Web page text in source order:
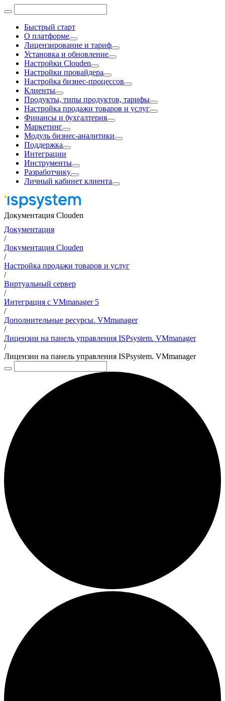
Быстрый старт
О платформе
Лицензирование и тариф
Установка и обновление
Настройки Clouden
Настройки провайдера
Настройка бизнес-процессов
Клиенты
Продукты, типы продуктов, тарифы
Настройка продажи товаров и услуг
Финансы и бухгалтерия
Маркетинг
Модуль бизнес-аналитики
Поддержка
Интеграции
Инструменты
Разработчику
Личный кабинет клиента
Документация Clouden
Документация
/
Документация Clouden
/
Настройка продажи товаров и услуг
/
Виртуальный сервер
/
Интеграция с VMmanager 5
/
Дополнительные ресурсы. VMmanager
/
Лицензии на панель управления ISPsystem. VMmanager
/
Лицензии на панель управления ISPsystem. VMmanager